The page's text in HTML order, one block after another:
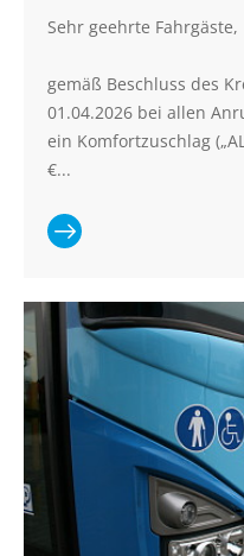
Sehr geehrte Fahrgäste,
gemäß Beschluss des
01.04.2026 bei allen
ein Komfortzuschlag
€...
lesen:
Komfortzuschlag
(„ALFA Euro") für
ALFA-Fahrten ab
01.04.2026